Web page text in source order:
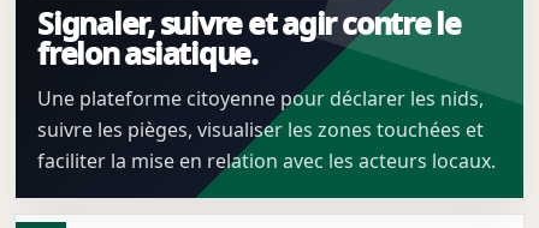
Signaler, suivre et agir contre le
frelon asiatique.
Une plateforme citoyenne pour déclarer les nids,
suivre les pièges, visualiser les zones touchées et
faciliter la mise en relation avec les acteurs locaux.